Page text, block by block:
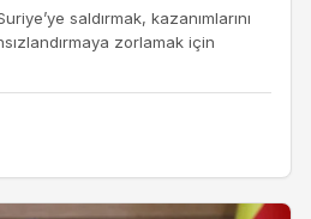
saldırmak, kazanımlarını
zorlamak için